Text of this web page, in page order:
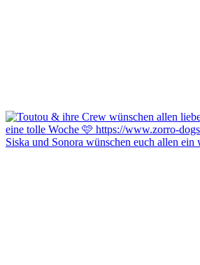
Siska und Sonora wünschen euch allen ein